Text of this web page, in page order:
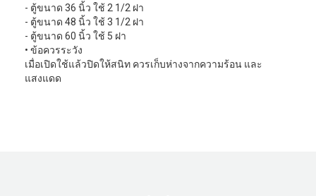
- ตู้ขนาด 36 นิ้ว ใช้ 2 1/2 ฝา
- ตู้ขนาด 48 นิ้ว ใช้ 3 1/2 ฝา
- ตู้ขนาด 60 นิ้ว ใช้ 5 ฝา
• ข้อควรระวัง
เมื่อเปิดใช้แล้วปิดให้สนิท ควรเก็บห่างจากความร้อน และ
แสงแดด